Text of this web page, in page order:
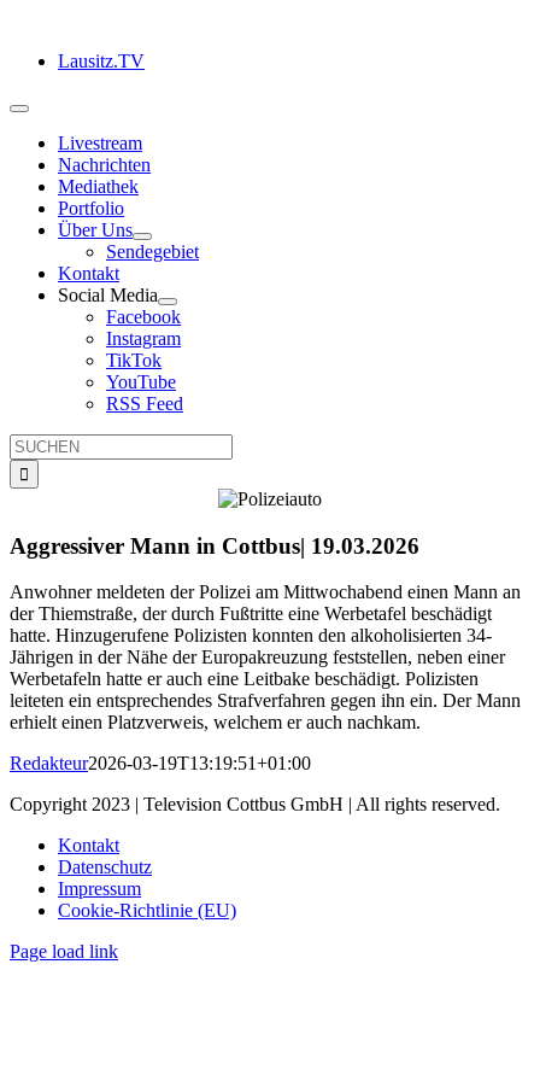
springenLausitz.TV
Toggle
NavigationLivestream
Nachrichten
Mediathek
Portfolio
Über Uns
Sendegebiet
Kontakt
Social Media
Facebook
Instagram
TikTok
YouTube
RSS Feed
Suche
nach:
Aggressiver Mann in Cottbus| 19.03.2026
Anwohner meldeten der Polizei am Mittwochabend einen Mann an
der Thiemstraße, der durch Fußtritte eine Werbetafel beschädigt
hatte. Hinzugerufene Polizisten konnten den alkoholisierten 34-
Jährigen in der Nähe der Europakreuzung feststellen, neben einer
Werbetafeln hatte er auch eine Leitbake beschädigt. Polizisten
leiteten ein entsprechendes Strafverfahren gegen ihn ein. Der Mann
erhielt einen Platzverweis, welchem er auch nachkam.
Redakteur2026-03-19T13:19:51+01:00
Copyright 2023 | Television Cottbus GmbH | All rights reserved.
Kontakt
Datenschutz
Impressum
Cookie-Richtlinie (EU)
Page load link